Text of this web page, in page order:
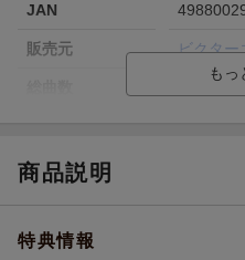
JAN
販売元 ビクター
品番
商品説明
特典情報